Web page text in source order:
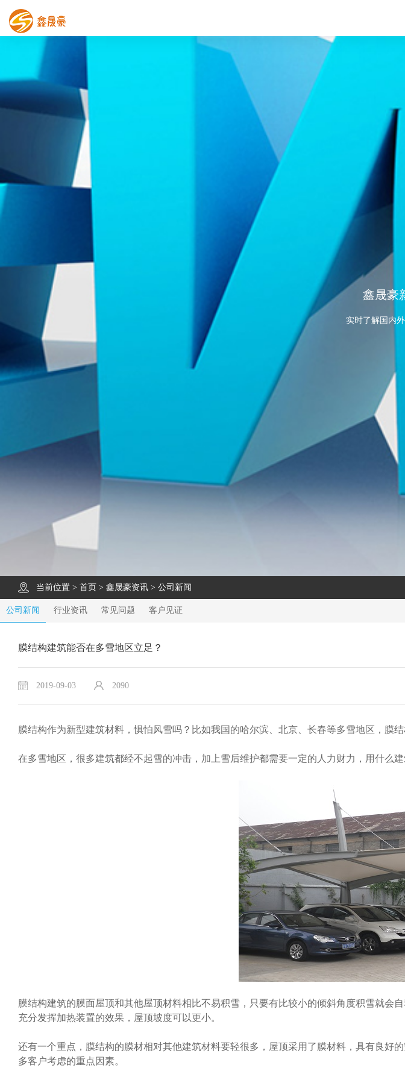
鑫晟豪
实时了解国内
当前位置 > 首页 > 鑫晟豪资讯 > 公司新闻
公司新闻 行业资讯 常见问题 客户见证
膜结构建筑能否在多雪地区立足？
2019-09-03 2090
膜结构作为新型建筑材料，惧怕风雪吗？比如我国的哈尔滨、北京、长春等多雪地区，膜
在多雪地区，很多建筑都经不起雪的冲击，加上雪后维护都需要一定的人力财力，用什么
膜结构建筑的膜面屋顶和其他屋顶材料相比不易积雪，只要有比较小的倾斜角度积雪就会
充分发挥加热装置的效果，屋顶坡度可以更小。
还有一个重点，膜结构的膜材相对其他建筑材料要轻很多，屋顶采用了膜材料，具有良好
多客户考虑的重点因素。